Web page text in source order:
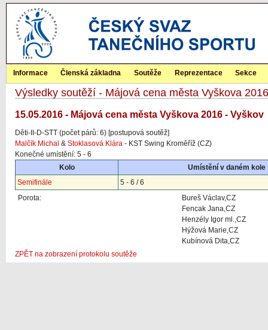
Informace Členská základna Soutěže Reprezentace Sekce
Výsledky soutěží - Májová cena města Vyškova 2016
15.05.2016 - Májová cena města Vyškova 2016 - Vyškov
Děti-II-D-STT (počet párů: 6) [postupová soutěž]
Malčík Michal & Stoklasová Klára - KST Swing Kroměříž (CZ)
Konečné umístění: 5 - 6
Kolo
Umístění v daném kole
Semifinále
5 - 6 / 6
Porota:
Bureš Václav,CZ
Fencak Jana,CZ
Henzély Igor ml.,CZ
Hýžová Marie,CZ
Kubínová Dita,CZ
ZPĚT na zobrazení protokolu soutěže